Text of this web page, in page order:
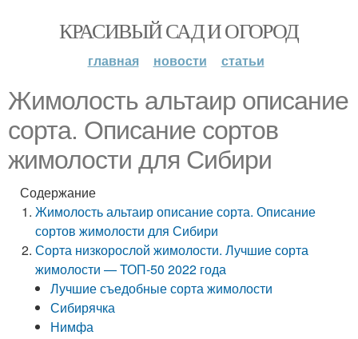
КРАСИВЫЙ САД И ОГОРОД
главная новости статьи
Жимолость альтаир описание
сорта. Описание сортов
жимолости для Сибири
Содержание
Жимолость альтаир описание сорта. Описание
сортов жимолости для Сибири
Сорта низкорослой жимолости. Лучшие сорта
жимолости — ТОП-50 2022 года
Лучшие съедобные сорта жимолости
Сибирячка
Нимфа